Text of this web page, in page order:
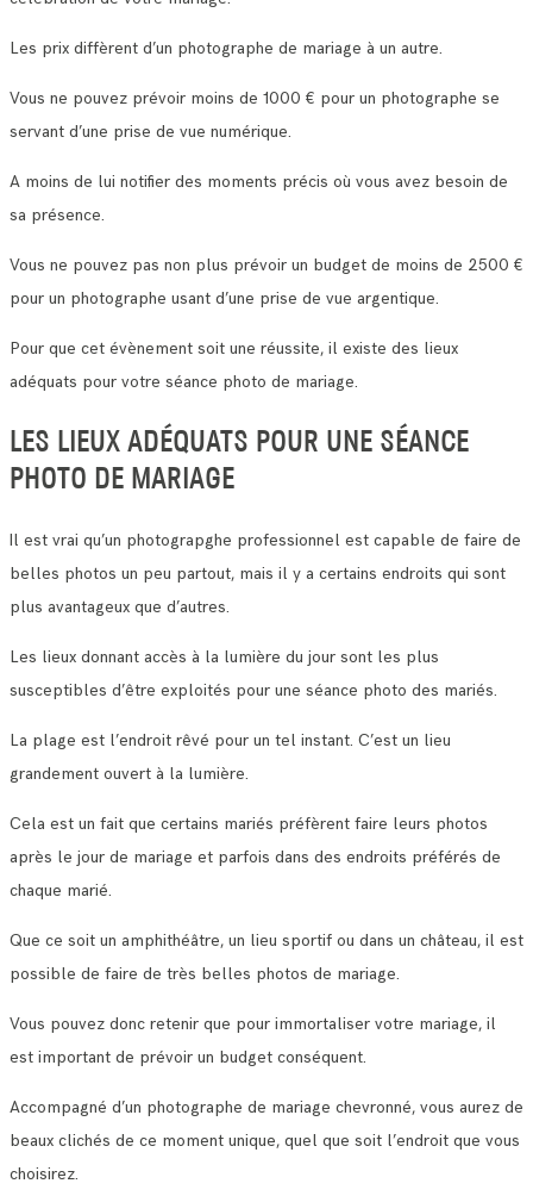
Les prix diffèrent d’un photographe de mariage à un autre.
Vous ne pouvez prévoir moins de 1000 € pour un photographe se
servant d’une prise de vue numérique.
A moins de lui notifier des moments précis où vous avez besoin de
sa présence.
Vous ne pouvez pas non plus prévoir un budget de moins de 2500 €
pour un photographe usant d’une prise de vue argentique.
Pour que cet évènement soit une réussite, il existe des lieux
adéquats pour votre séance photo de mariage.
LES LIEUX ADÉQUATS POUR UNE SÉANCE
PHOTO DE MARIAGE
Il est vrai qu’un photograpghe professionnel est capable de faire de
belles photos un peu partout, mais il y a certains endroits qui sont
plus avantageux que d’autres.
Les lieux donnant accès à la lumière du jour sont les plus
susceptibles d’être exploités pour une séance photo des mariés.
La plage est l’endroit rêvé pour un tel instant. C’est un lieu
grandement ouvert à la lumière.
Cela est un fait que certains mariés préfèrent faire leurs photos
après le jour de mariage et parfois dans des endroits préférés de
chaque marié.
Que ce soit un amphithéâtre, un lieu sportif ou dans un château, il est
possible de faire de très belles photos de mariage.
Vous pouvez donc retenir que pour immortaliser votre mariage, il
est important de prévoir un budget conséquent.
Accompagné d’un photographe de mariage chevronné, vous aurez de
beaux clichés de ce moment unique, quel que soit l’endroit que vous
choisirez.